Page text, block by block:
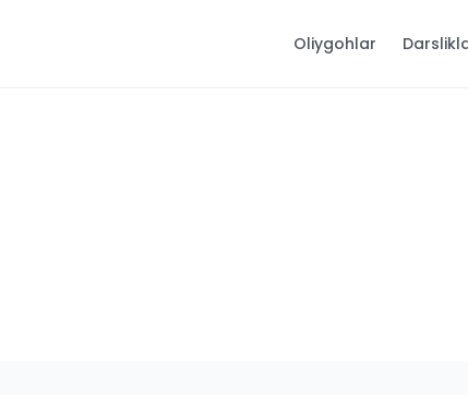
Oliygohlar